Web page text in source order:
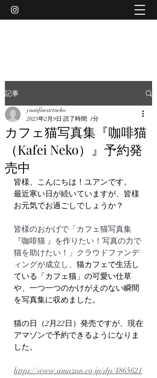
記事
カフェ猫写真集『咖啡猫
（Kafei Neko）』予約発
売中
yuanfineartneko
2023年2月9日 読了時間: 1分
皆様、こんにちは！ユアンです。
最近寒い日が続いていますが、皆様
お元気でお過ごしでしょうか？
皆様のおかげで「カフェ猫写真集
『咖啡猫 』を作りたい！写真の力で
猫を助けたい！」クラウドファンデ
ィングが成立し、 猫カフェで生活し
ている「カフェ猫」の可愛い仕草
や、一つ一つのかけがえのない瞬間
を写真集に収めました。
猫の日（2月22日）発売ですが、現在
アマゾンで予約できるようになりま
した。
https://www.amazon.co.jp/dp/4865621